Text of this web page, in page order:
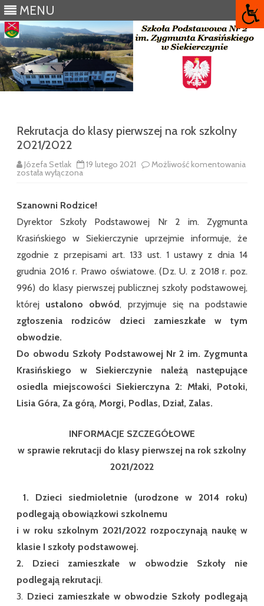
MENU
Rekrutacja do klasy pierwszej na rok szkolny
2021/2022
Józefa Setlak 19 lutego 2021 Możliwość komentowania
została wyłączona
Szanowni Rodzice!
Dyrektor Szkoły Podstawowej Nr 2 im. Zygmunta
Krasińskiego w Siekierczynie uprzejmie informuje, że
zgodnie z przepisami art. 133 ust. 1 ustawy z dnia 14
grudnia 2016 r. Prawo oświatowe. (Dz. U. z 2018 r. poz.
996) do klasy pierwszej publicznej szkoły podstawowej,
której ustalono obwód, przyjmuje się na podstawie
zgłoszenia rodziców dzieci zamieszkałe w tym
obwodzie.
Do obwodu Szkoły Podstawowej Nr 2 im. Zygmunta
Krasińskiego w Siekierczynie należą następujące
osiedla miejscowości Siekierczyna 2: Młaki, Potoki,
Lisia Góra, Za górą, Morgi, Podlas, Dział, Zalas.
INFORMACJE SZCZEGÓŁOWE
w sprawie rekrutacji do klasy pierwszej na rok szkolny
2021/2022
1.
Dzieci siedmioletnie (urodzone w 2014 roku)
podlegają obowiązkowi szkolnemu
i w roku szkolnym 2021/2022 rozpoczynają naukę w
klasie I szkoły podstawowej.
2. Dzieci zamieszkałe
w obwodzie Szkoły
nie
podlegają rekrutacji.
3. Dzieci zamieszkałe w obwodzie Szkoły podlegają